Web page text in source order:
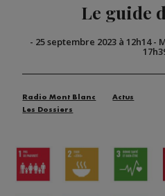
Le guide
- 25 septembre 2023 à 12h14-
Radio Mont Blanc
Actus
Les Dossiers